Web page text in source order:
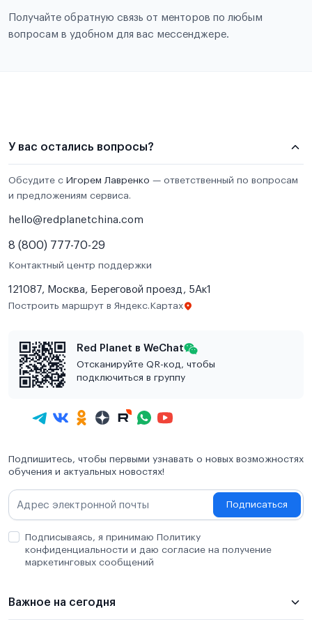
Получайте обратную связь от менторов по любым
вопросам в удобном для вас мессенджере.
У вас остались вопросы?
Обсудите с Игорем Лавренко — ответственный по вопросам
и предложениям сервиса.
hello@redplanetchina.com
8 (800) 777-70-29
Контактный центр поддержки
121087, Москва, Береговой проезд, 5Ак1
Построить маршрут в Яндекс.Картах
Red Planet в WeChat
Отсканируйте QR-код, чтобы
подключиться в группу
Подпишитесь, чтобы первыми узнавать о новых возможностях
обучения и актуальных новостях!
Подписаться
Подписываясь, я принимаю Политику
конфиденциальности и даю согласие на получение
маркетинговых сообщений
Важное на сегодня